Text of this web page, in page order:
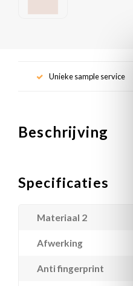
Unieke sample service
Beschrijving
Specificaties
Materiaal 2
Afwerking
Anti fingerprint